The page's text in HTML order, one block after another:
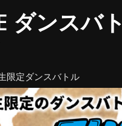
ダンスバ
限定ダンスバトル